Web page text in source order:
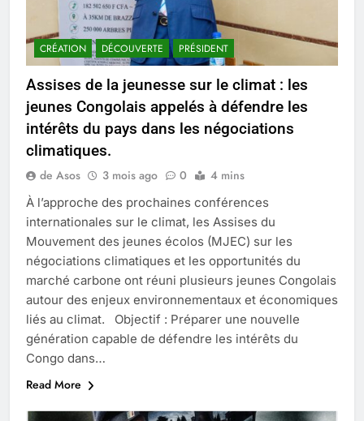
CRÉATION DÉCOUVERTE PRÉSIDENT
Assises de la jeunesse sur le climat : les
jeunes Congolais appelés à défendre les
intérêts du pays dans les négociations
climatiques.
de Asos 3 mois ago 0 4 mins
À l’approche des prochaines conférences
internationales sur le climat, les Assises du
Mouvement des jeunes écolos (MJEC) sur les
négociations climatiques et les opportunités du
marché carbone ont réuni plusieurs jeunes Congolais
autour des enjeux environnementaux et économiques
liés au climat. Objectif : Préparer une nouvelle
génération capable de défendre les intérêts du
Congo dans…
Read More